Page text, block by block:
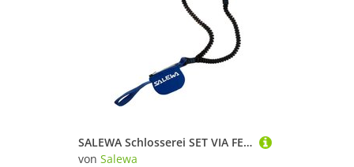
SALEWA Schlosserei SET VIA FERRATA PREMIUM ATTAC
von Salewa